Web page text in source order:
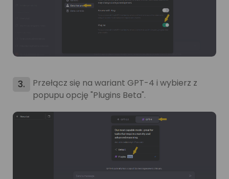
3.
Przełącz się na wariant GPT-4 i wybierz z
popupu opcję "Plugins Beta".